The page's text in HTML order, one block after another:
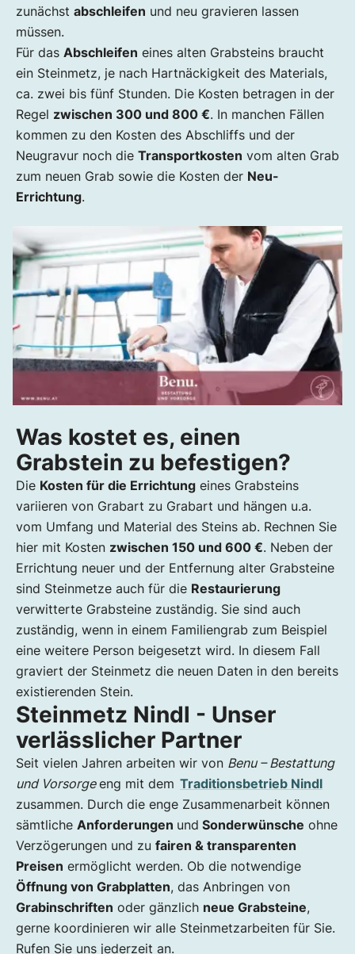
zunächst abschleifen und neu gravieren lassen
müssen.
Für das Abschleifen eines alten Grabsteins braucht
ein Steinmetz, je nach Hartnäckigkeit des Materials,
ca. zwei bis fünf Stunden. Die Kosten betragen in der
Regel zwischen 300 und 800 €. In manchen Fällen
kommen zu den Kosten des Abschliffs und der
Neugravur noch die Transportkosten vom alten Grab
zum neuen Grab sowie die Kosten der Neu-
Errichtung.
Was kostet es, einen
Grabstein zu befestigen?
Die Kosten für die Errichtung eines Grabsteins
variieren von Grabart zu Grabart und hängen u.a.
vom Umfang und Material des Steins ab. Rechnen Sie
hier mit Kosten zwischen 150 und 600 €. Neben der
Errichtung neuer und der Entfernung alter Grabsteine
sind Steinmetze auch für die Restaurierung
verwitterte Grabsteine zuständig. Sie sind auch
zuständig, wenn in einem Familiengrab zum Beispiel
eine weitere Person beigesetzt wird. In diesem Fall
graviert der Steinmetz die neuen Daten in den bereits
existierenden Stein.
Steinmetz Nindl - Unser
verlässlicher Partner
Seit vielen Jahren arbeiten wir von Benu – Bestattung
und Vorsorge eng mit dem Traditionsbetrieb Nindl
zusammen. Durch die enge Zusammenarbeit können
sämtliche Anforderungen und Sonderwünsche ohne
Verzögerungen und zu fairen & transparenten
Preisen ermöglicht werden. Ob die notwendige
Öffnung von Grabplatten, das Anbringen von
Grabinschriften oder gänzlich neue Grabsteine,
gerne koordinieren wir alle Steinmetzarbeiten für Sie.
Rufen Sie uns jederzeit an.